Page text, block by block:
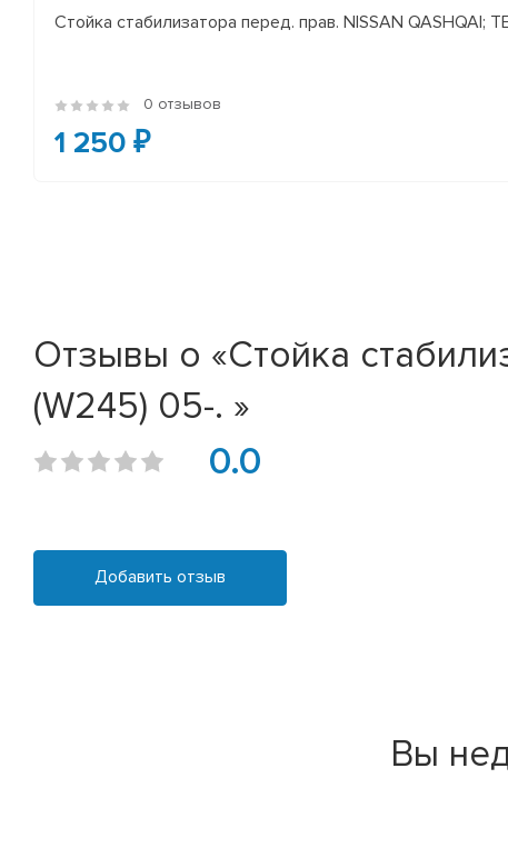
Стойка стабилизатора перед. прав. NISSAN QASHQAI;
0 отзывов
1 250 ₽
Отзывы о «Стойка
(W245) 05-. »
0.0
Добавить отзыв
Вы